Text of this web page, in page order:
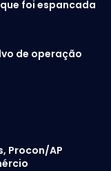
que foi espancada
de operação
Procon/AP